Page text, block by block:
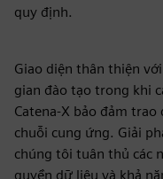
quy định.
Giao diện thân thiện
gian đào tạo trong khi
Catena-X bảo đảm
chuỗi cung ứng. Giải
chúng tôi tuân thủ các
quyền dữ liệu và khả